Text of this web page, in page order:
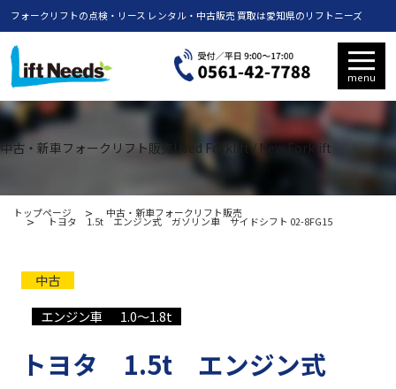
フォークリフトの点検・リース レンタル・中古販売 買取は愛知県のリフトニーズ
menu
中古・新車フォークリフト販売 Used Forklift / New Forklift
トップページ 中古・新車フォークリフト販売
トヨタ 1.5t エンジン式 ガソリン車 サイドシフト 02-8FG15
中古
エンジン車
1.0〜1.8t
トヨタ 1.5t エンジン式